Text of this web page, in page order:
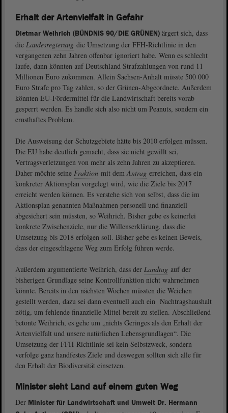
Erhalt der Artenvielfalt in Gefahr
Dietmar Weihrich (BÜNDNIS 90/DIE GRÜNEN) ärgert sich, dass
die Landesregierung die Umsetzung der FFH-Richtlinie in den
vergangenen zehn Jahren offenbar ignoriert habe. Wenn es schlecht
laufe, dann könnten auf Deutschland Strafzahlungen von rund 11
Millionen Euro zukommen. Allein Sachsen-Anhalt müsste 500 000
Euro Strafe pro Tag zahlen, so der Grünen-Abgeordnete. Außerdem
könnten EU-Fördermittel für die Landwirtschaft bereits vorab
gesperrt werden. Es handle sich also nicht um Peanuts, sondern ein
ernsthaftes Problem.
Die Ausweisung der Schutzgebiete hätte bis 2010 erfolgen müssen.
Die EU habe deutlich gemacht, dass sie nicht gewillt sei,
Vertragsverletzungen von mehr als zehn Jahren zu akzeptieren.
Daher möchte seine Fraktion mit dem Antrag erreichen, dass ein
konkreter Aktionsplan vorgelegt wird, wie die Ziele bis 2017
erreicht werden können. Es verstehe sich von selbst, dass die im
Aktionsplan genannten Maßnahmen personell und finanziell
abgesichert sein müssten, so Weihrich. Bisher gebe es keinerlei
konkrete Zwischenziele, nur die Willenserklärung, dass die
Umsetzung bis 2018 erfolgen soll. Bisher gebe es keinen Beweis,
dass der eingeschlagene Weg zum Erfolg führen werde.
Außerdem argumentierte Weihrich, dass der Landtag auf der
bisherigen Grundlage seine Kontrollfunktion nicht wahrnehmen
könnte. Bereits in den nächsten Wochen müssten die Weichen
gestellt werden, dazu sei dann eventuell auch ein Nachtragshaushalt
nötig, um fehlende finanzielle Mittel bereit zu stellen. Abschließend
betonte Weihrich, es gehe um „nichts Geringes als den Erhalt der
Artenvielfalt und unsere natürlichen Lebensgrundlagen“. Die
Umsetzung der FFH-Richtlinie sei kein Selbstzweck, sondern
verfolge ganz handfestes Ziele und deswegen sollten sich alle für
den Erhalt der Biodiversität einsetzen.
Minister sieht Land auf einem guten Weg
Der Minister für Landwirtschaft und Umwelt Dr. Hermann